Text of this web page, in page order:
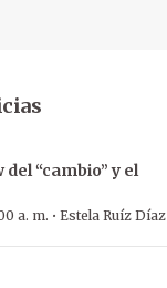
“cambio” y el
a. m. · Estela Ruíz Díaz